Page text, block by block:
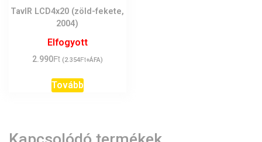
TavIR LCD4x20 (zöld-fekete,
2004)
Elfogyott
2.990Ft (2.354Ft+ÁFA)
Tovább